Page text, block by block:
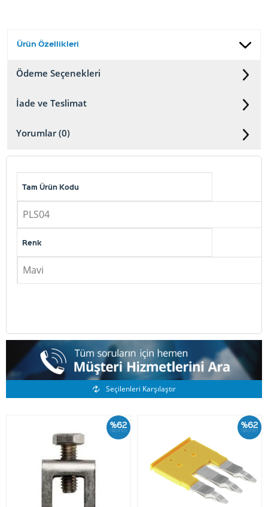
Ürün Özellikleri
Ödeme Seçenekleri
İade ve Teslimat
Yorumlar (0)
Tam Ürün Kodu
PLS04
Renk
Mavi
Benzer Ürünler
Seçilenleri Karşılaştır
%62
İskonto %62
İskonto